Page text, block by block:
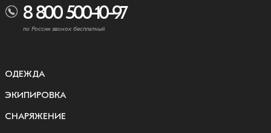
8 800 500-10-97
по России звонок бесплатный
ОДЕЖДА
ЭКИПИРОВКА
СНАРЯЖЕНИЕ